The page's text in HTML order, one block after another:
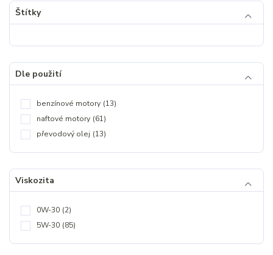
Štítky
Dle použití
benzínové motory (13)
naftové motory (61)
převodový olej (13)
Viskozita
0W-30 (2)
5W-30 (85)